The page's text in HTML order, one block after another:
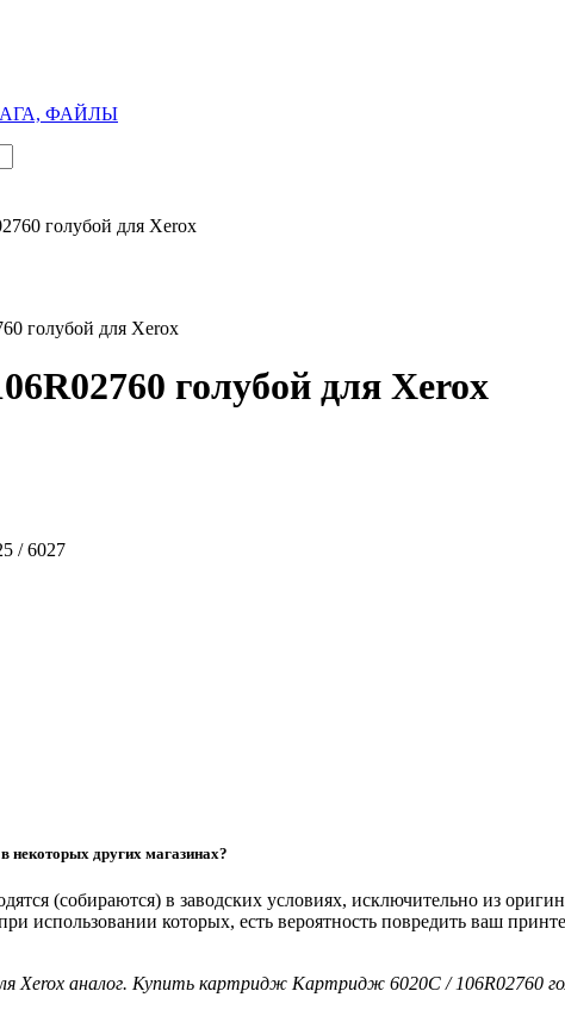
ФАЙЛЫ
голубой для Xerox
голубой для Xerox
/ 6027
некоторых других магазинах?
(собираются) в заводских условиях, исключительно из
использовании которых, есть вероятность повредить ваш
Xerox аналог. Купить картридж Картридж 6020C / 106R02760